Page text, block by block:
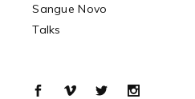
Sangue Novo
Talks